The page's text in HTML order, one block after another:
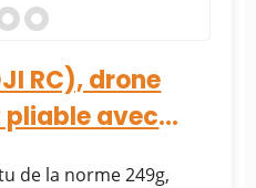
RC), drone
avec
de la norme 249g,